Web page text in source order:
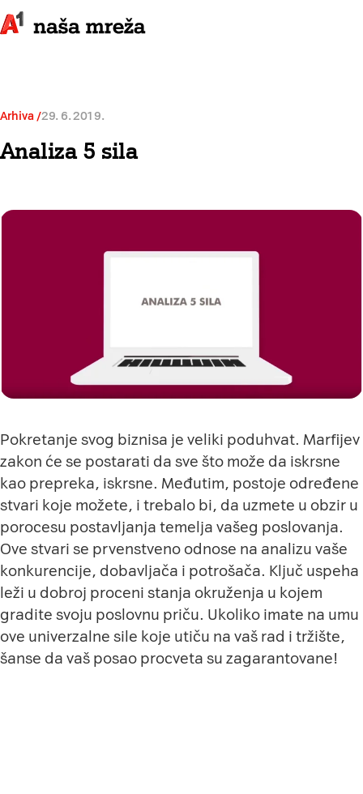
Arhiva 29. 6. 2019.
Analiza 5 sila
Pokretanje svog biznisa je veliki poduhvat. Marfijev
zakon će se postarati da sve što može da iskrsne
kao prepreka, iskrsne. Međutim, postoje određene
stvari koje možete, i trebalo bi, da uzmete u obzir u
porocesu postavljanja temelja vašeg poslovanja.
Ove stvari se prvenstveno odnose na analizu vaše
konkurencije, dobavljača i potrošača. Ključ uspeha
leži u dobroj proceni stanja okruženja u kojem
gradite svoju poslovnu priču. Ukoliko imate na umu
ove univerzalne sile koje utiču na vaš rad i tržište,
šanse da vaš posao procveta su zagarantovane!